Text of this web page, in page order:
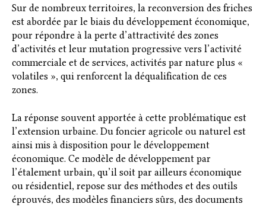
Sur de nombreux territoires, la reconversion des friches
est abordée par le biais du développement économique,
pour répondre à la perte d’attractivité des zones
d’activités et leur mutation progressive vers l’activité
commerciale et de services, activités par nature plus «
volatiles », qui renforcent la déqualification de ces
zones.
La réponse souvent apportée à cette problématique est
l’extension urbaine. Du foncier agricole ou naturel est
ainsi mis à disposition pour le développement
économique. Ce modèle de développement par
l’étalement urbain, qu’il soit par ailleurs économique
ou résidentiel, repose sur des méthodes et des outils
éprouvés, des modèles financiers sûrs, des documents